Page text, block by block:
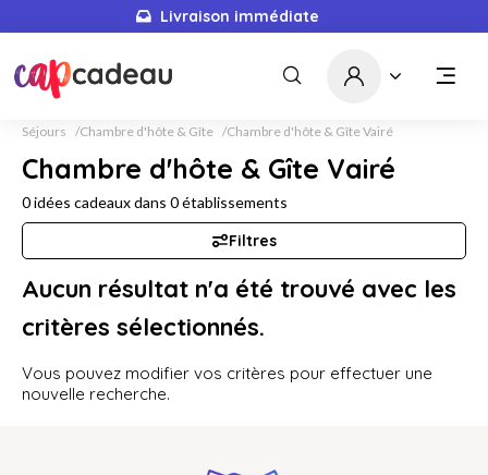
Livraison immédiate
Séjours Chambre d'hôte & Gîte Chambre d'hôte & Gîte Vairé
Chambre d'hôte & Gîte Vairé
0idées cadeaux dans 0établissements
Filtres
Aucun résultat n'a été trouvé avec les
critères sélectionnés.
Vous pouvez modifier vos critères pour effectuer une
nouvelle recherche.